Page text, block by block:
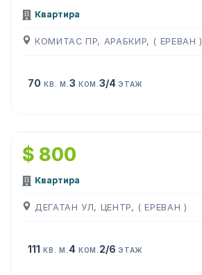
Квартира
КОМИТАС ПР, АРАБКИР, ( ЕРЕВАН )
70 КВ. М. 3 КОМ.3/4ЭТАЖ
$ 800
Квартира
ДЕГАТАН УЛ, ЦЕНТР, ( ЕРЕВАН )
111 КВ. М. 4 КОМ. 2/6ЭТАЖ